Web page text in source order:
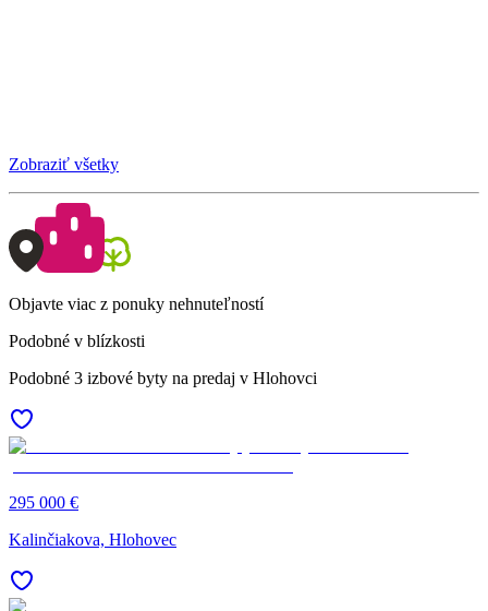
Zobraziť všetky
Objavte viac z ponuky nehnuteľností
Podobné v blízkosti
Podobné 3 izbové byty na predaj v Hlohovci
295 000 €
Kalinčiakova, Hlohovec